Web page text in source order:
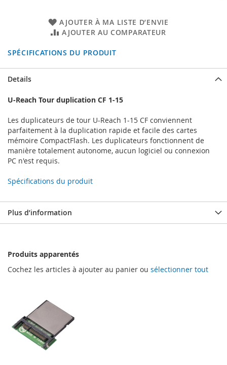
AJOUTER À MA LISTE D’ENVIE
AJOUTER AU COMPARATEUR
SPÉCIFICATIONS DU PRODUIT
Details
U-Reach Tour duplication CF 1-15
Les duplicateurs de tour U-Reach 1-15 CF conviennent
parfaitement à la duplication rapide et facile des cartes
mémoire CompactFlash. Les duplicateurs fonctionnent de
manière totalement autonome, aucun logiciel ou connexion
PC n'est requis.
Spécifications du produit
Plus d’information
Produits apparentés
Cochez les articles à ajouter au panier ou sélectionner tout